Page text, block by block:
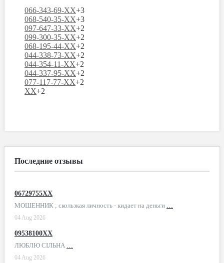
066-343-69-XX+3
068-540-35-XX+3
097-647-33-XX+2
099-300-35-XX+2
068-195-44-XX+2
044-338-73-XX+2
044-354-11-XX+2
044-337-95-XX+2
077-117-77-XX+2
XX+2
Последние отзывы
06729755XX
МОШЕННИК ; скользкая личность - кидает на деньги …
04 Aug 2026
09538100XX
ЛЮБЛЮ СІЛЬНА …
04 Aug 2026